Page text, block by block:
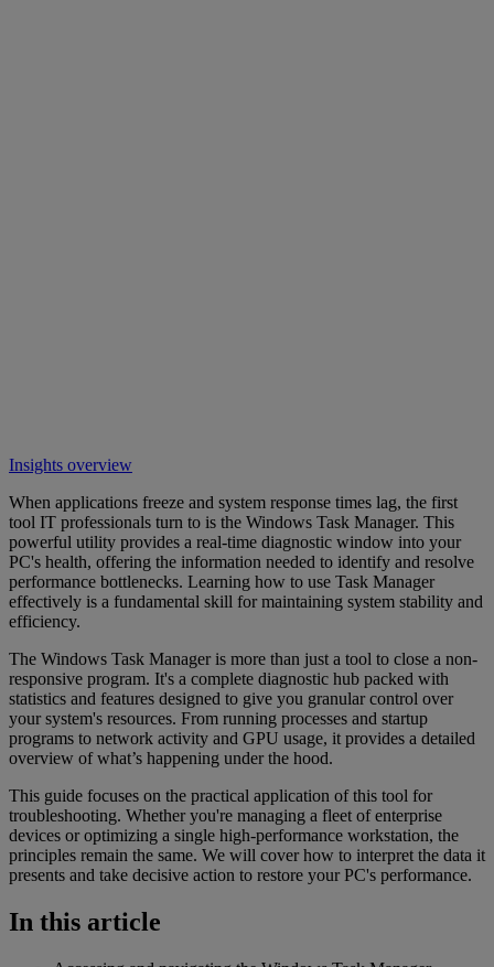
Insights overview
When applications freeze and system response times lag, the first
tool IT professionals turn to is the Windows Task Manager. This
powerful utility provides a real-time diagnostic window into your
PC's health, offering the information needed to identify and resolve
performance bottlenecks. Learning how to use Task Manager
effectively is a fundamental skill for maintaining system stability and
efficiency.
The Windows Task Manager is more than just a tool to close a non-
responsive program. It's a complete diagnostic hub packed with
statistics and features designed to give you granular control over
your system's resources. From running processes and startup
programs to network activity and GPU usage, it provides a detailed
overview of what’s happening under the hood.
This guide focuses on the practical application of this tool for
troubleshooting. Whether you're managing a fleet of enterprise
devices or optimizing a single high-performance workstation, the
principles remain the same. We will cover how to interpret the data it
presents and take decisive action to restore your PC's performance.
In this article